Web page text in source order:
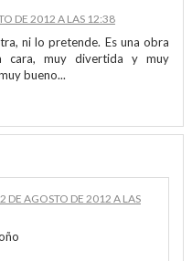
DE 2012 A LAS 12:38
ni lo pretende. Es una obra
muy divertida y muy
bueno...
DE AGOSTO DE 2012 A LAS